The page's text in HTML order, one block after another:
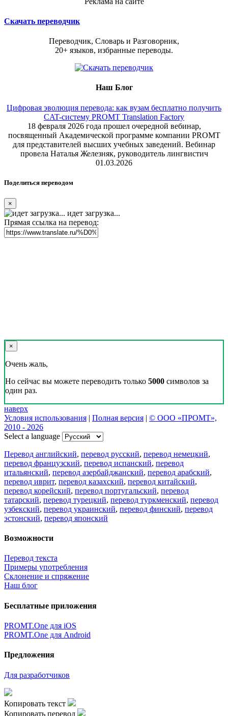
Скачать переводчик
Переводчик, Словарь и Разговорник,
20+ языков, избранные переводы.
Наш Блог
Цифровая эволюция перевода: как вузам бесплатно получить
CAT-систему PROMT Translation Factory
18 февраля 2026 года прошел очередной вебинар,
посвященный Академической программе компании PROMT
для представителей высших учебных заведений. Вебинар
провела Наталья Железняк, руководитель лингвистич
01.03.2026
Поделиться переводом
×
идет загрузка...
Прямая ссылка на перевод:
×
Очень жаль,
Но сейчас вы можете переводить только 5000 символов за
один раз.
наверх
Условия использования | Полная версия | © ООО «ПРОМТ»,
2010 - 2026
Select a language
Перевод английский, перевод русский, перевод немецкий,
перевод французский, перевод испанский, перевод
итальянский, перевод азербайджанский, перевод арабский,
перевод иврит, перевод казахский, перевод китайский,
перевод корейский, перевод португальский, перевод
татарский, перевод турецкий, перевод туркменский, перевод
узбекский, перевод украинский, перевод финский, перевод
эстонский, перевод японский
Возможности
Перевод текста
Примеры употребления
Склонение и спряжение
Наш блог
Бесплатные приложения
PROMT.One для iOS
PROMT.One для Android
Предложения
Для разработчиков
Копировать текст
Копировать перевод